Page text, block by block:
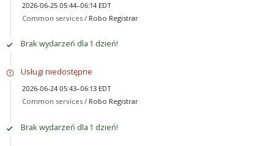
2026-06-25 05:44–06:14 EDT
Common services / Robo Registrar
Brak wydarzeń dla 1 dzień!
Usługi niedostępne
2026-06-24 05:43–06:13 EDT
Common services / Robo Registrar
Brak wydarzeń dla 1 dzień!